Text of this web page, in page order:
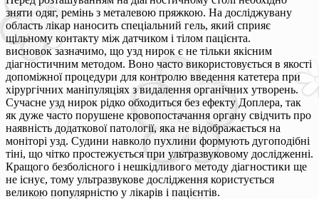
зняти одяг, ремінь з металевою пряжкою. На досліджувану
область лікар наносить спеціальний гель, який сприяє
щільному контакту між датчиком і тілом пацієнта.
висновок зазначимо, що узд нирок є не тільки якісним
діагностичним методом. Воно часто використовується в якості
допоміжної процедури для контролю введення катетера при
хірургічних маніпуляціях з видалення органічних утворень.
Сучасне узд нирок рідко обходиться без ефекту Доплера, так
як дуже часто порушене кровопостачання органу свідчить про
наявність додаткової патології, яка не відображається на
моніторі узд. Судини навколо пухлини формують дугоподібні
тіні, що чітко простежується при ультразвуковому дослідженні.
Кращого безболісного і нешкідливого методу діагностики ще
не існує, тому ультразвукове дослідження користується
великою популярністю у лікарів і пацієнтів.